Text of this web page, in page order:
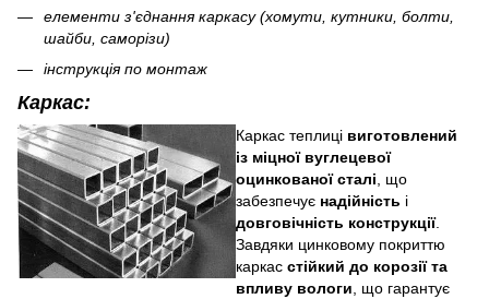
елементи з'єднання каркасу (хомути, кутники, болти,
шайби, саморізи)
інструкція по монтаж
Каркас:
Каркас теплиці виготовлений
із міцної вуглецевої
оцинкованої сталі , що
забезпечує надійність і
довговічність конструкції.
Завдяки цинковому покриттю
каркас стійкий до корозії та
впливу вологи , що гарантує